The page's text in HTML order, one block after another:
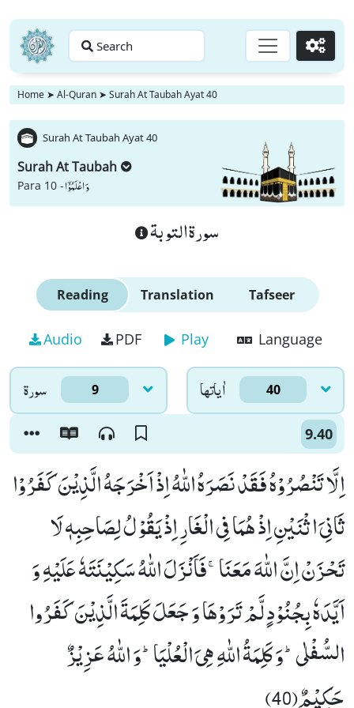
Search Go
Home ➤ Al-Quran ➤ Surah At Taubah Ayat 40
Surah At Taubah Ayat 40
Surah At Taubah
Para 10 -وَ اعْلَمُوْۤا
سورة التوبة
Reading Translation Tafseer
Audio PDF Play Language
سورۃ 9 اٰياتها 40
9.40
اِلَّا تَنْصُرُوْهُ فَقَدْ نَصَرَهُ اللّٰهُ اِذْ اَخْرَجَهُ الَّذِیْنَ كَفَرُوْا
ثَانِیَ اثْنَیْنِ اِذْ هُمَا فِی الْغَارِ اِذْ یَقُوْلُ لِصَاحِبِهٖ لَا
تَحْزَنْ اِنَّ اللّٰهَ مَعَنَاۚ-فَاَنْزَلَ اللّٰهُ سَكِیْنَتَهٗ عَلَیْهِ وَ
اَیَّدَهٗ بِجُنُوْدٍ لَّمْ تَرَوْهَا وَ جَعَلَ كَلِمَةَ الَّذِیْنَ كَفَرُوا
السُّفْلٰىؕ-وَ كَلِمَةُ اللّٰهِ هِیَ الْعُلْیَاؕ-وَ اللّٰهُ عَزِیْزٌ
حَكِیْمٌ(40)